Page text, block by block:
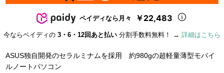
ペイディなら月々 ￥22,483
今ならペイディの 3・6・12回あと払い 分割手数料無料！ → 詳細はこちら
ASUS独自開発のセラルミナムを採用 約980gの超軽量薄型モバイ
ルノートパソコン